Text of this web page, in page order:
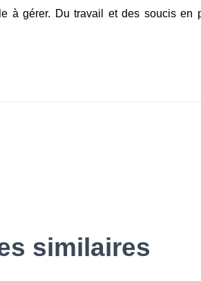
à gérer. Du travail et des soucis en
similaires